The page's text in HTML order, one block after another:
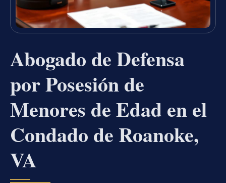
Abogado de Defensa
por Posesión de
Menores de Edad en el
Condado de Roanoke,
VA